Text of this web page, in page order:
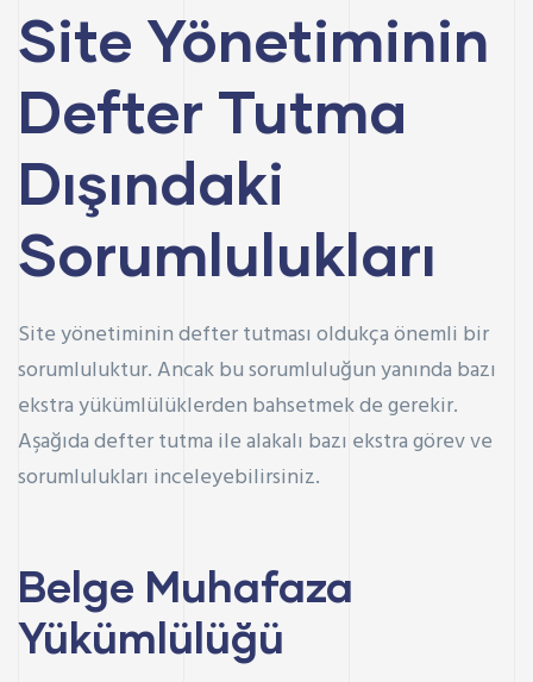
Site Yönetiminin
Defter Tutma
Dışındaki
Sorumlulukları
Site yönetiminin defter tutması oldukça önemli bir
sorumluluktur. Ancak bu sorumluluğun yanında bazı
ekstra yükümlülüklerden bahsetmek de gerekir.
Aşağıda defter tutma ile alakalı bazı ekstra görev ve
sorumlulukları inceleyebilirsiniz.
Belge Muhafaza
Yükümlülüğü